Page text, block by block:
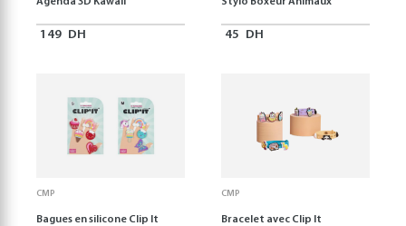
149 DH 45 DH
CMP
Bagues en silicone Clip It
CMP
Bracelet avec Clip It